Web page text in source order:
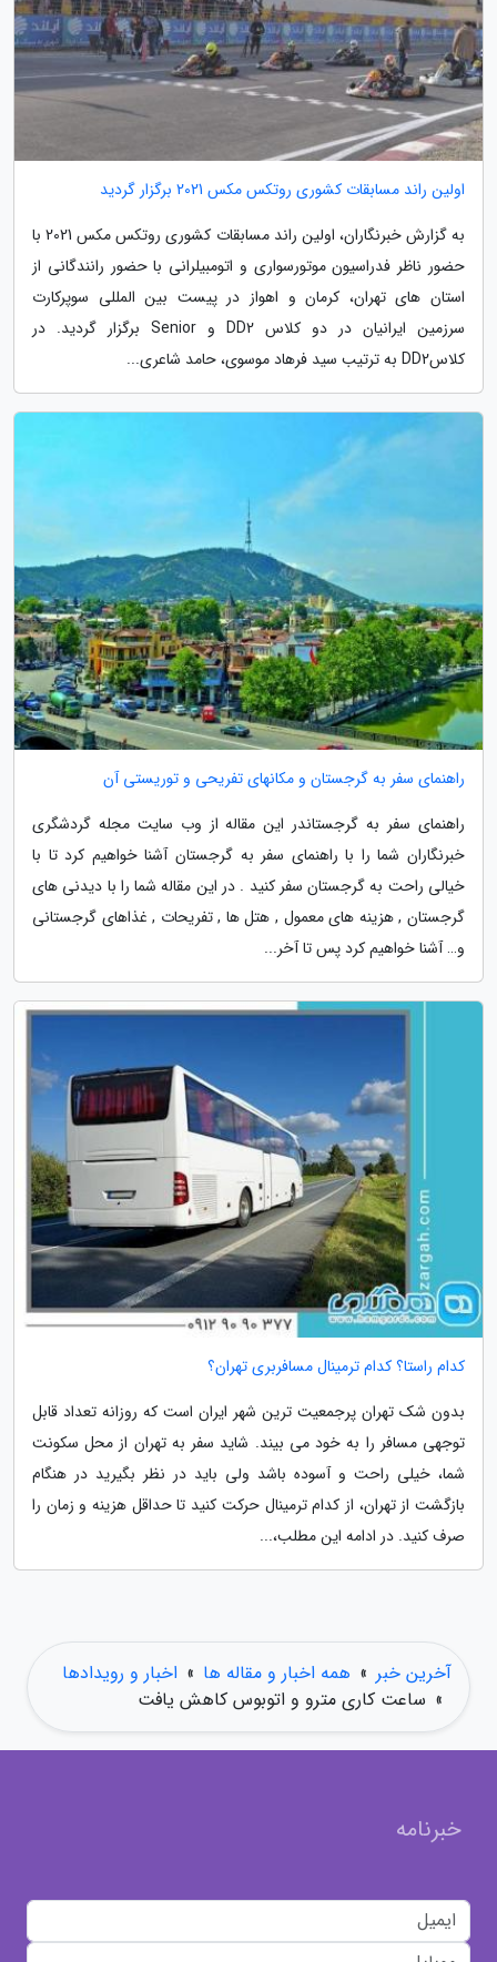
اولین راند مسابقات کشوری روتکس مکس 2021 برگزار گردید
به گزارش خبرنگاران، اولین راند مسابقات کشوری روتکس مکس 2021 با
حضور ناظر فدراسیون موتورسواری و اتومبیلرانی با حضور رانندگانی از
استان های تهران، کرمان و اهواز در پیست بین المللی سوپرکارت
سرزمین ایرانیان در دو کلاس DD2 و Senior برگزار گردید. در
کلاسDD2 به ترتیب سید فرهاد موسوی، حامد شاعری...
راهنمای سفر به گرجستان و مکانهای تفریحی و توریستی آن
راهنمای سفر به گرجستاندر این مقاله از وب سایت مجله گردشگری
خبرنگاران شما را با راهنمای سفر به گرجستان آشنا خواهیم کرد تا با
خیالی راحت به گرجستان سفر کنید . در این مقاله شما را با دیدنی های
گرجستان , هزینه های معمول , هتل ها , تفریحات , غذاهای گرجستانی
و… آشنا خواهیم کرد پس تا آخر...
کدام راستا؟ کدام ترمینال مسافربری تهران؟
بدون شک تهران پرجمعیت ترین شهر ایران است که روزانه تعداد قابل
توجهی مسافر را به خود می بیند. شاید سفر به تهران از محل سکونت
شما، خیلی راحت و آسوده باشد ولی باید در نظر بگیرید در هنگام
بازگشت از تهران، از کدام ترمینال حرکت کنید تا حداقل هزینه و زمان را
صرف کنید. در ادامه این مطلب،...
آخرین خبر » همه اخبار و مقاله ها » اخبار و رویدادها
» ساعت کاری مترو و اتوبوس کاهش یافت
خبرنامه